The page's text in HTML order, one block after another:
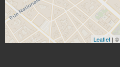
Leaflet | ©